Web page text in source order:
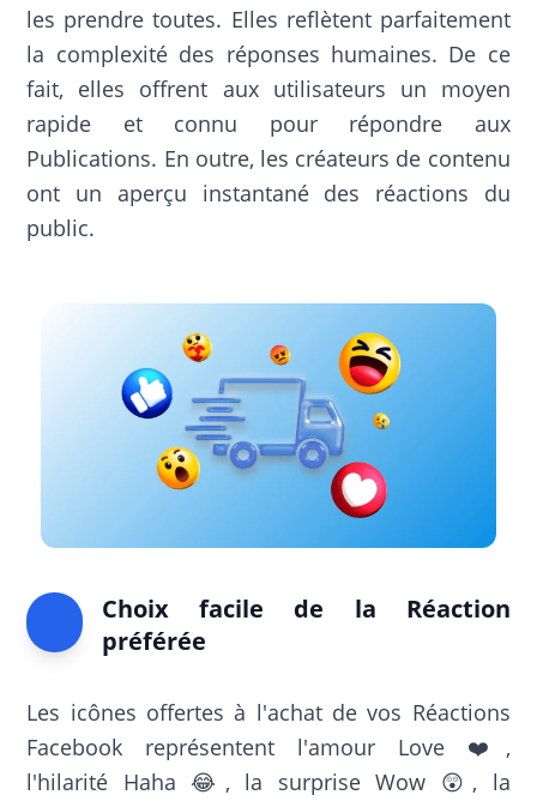
les prendre toutes. Elles reflètent parfaitement
la complexité des réponses humaines. De ce
fait, elles offrent aux utilisateurs un moyen
rapide et connu pour répondre aux
Publications. En outre, les créateurs de contenu
ont un aperçu instantané des réactions du
public.
Choix facile de la Réaction
préférée
Les icônes offertes à l'achat de vos Réactions
Facebook représentent l'amour Love ❤️,
l'hilarité Haha 😂, la surprise Wow 😲, la